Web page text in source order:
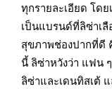
ทุกรายละเอียด โด
เป็นแบรนด์ที่ลิซ่าเลื
สุขภาพช่องปากที่ดี
นี้ ลิซ่าหวังว่า แฟน
ลิซ่าและเดนทิสเต้